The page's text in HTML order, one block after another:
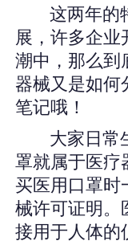
这两年的
展，许多企业
潮中，那么到
器械又是如何
笔记哦！
大家日常
罩就属于医疗
买医用口罩时
械许可证明。
接用于人体的